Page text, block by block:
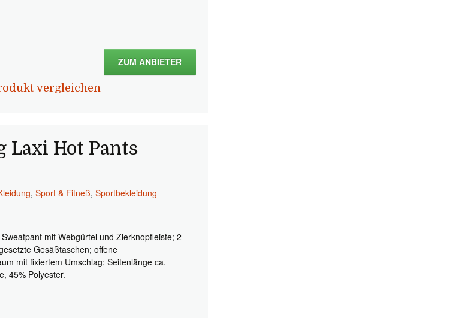
ZUM ANBIETER
vergleichen
Laxi Hot Pants
,Sport & Fitneß,Sportbekleidung
mit Webgürtel und Zierknopfleiste; 2
Gesäßtaschen; offene
mit fixiertem Umschlag; Seitenlänge ca.
45% Polyester.